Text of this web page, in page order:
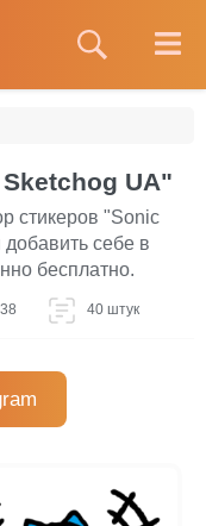
UA"
стикеров "Sonic
себе в
бесплатно.
40 штук